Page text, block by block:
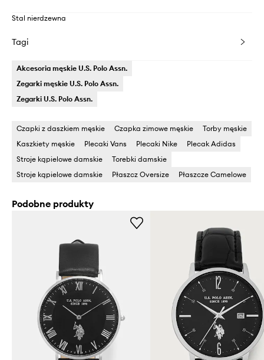
Stal nierdzewna
Tagi
Akcesoria męskie U.S. Polo Assn.
Zegarki męskie U.S. Polo Assn.
Zegarki U.S. Polo Assn.
Czapki z daszkiem męskie Czapka zimowe męskie
Torby męskie
Kaszkiety męskie
Plecaki Vans Plecaki Nike
Plecak Adidas
Stroje kąpielowe damskie
Torebki damskie
Stroje kąpielowe damskie
Płaszcz Oversize Płaszcze Camelowe
Podobne produkty